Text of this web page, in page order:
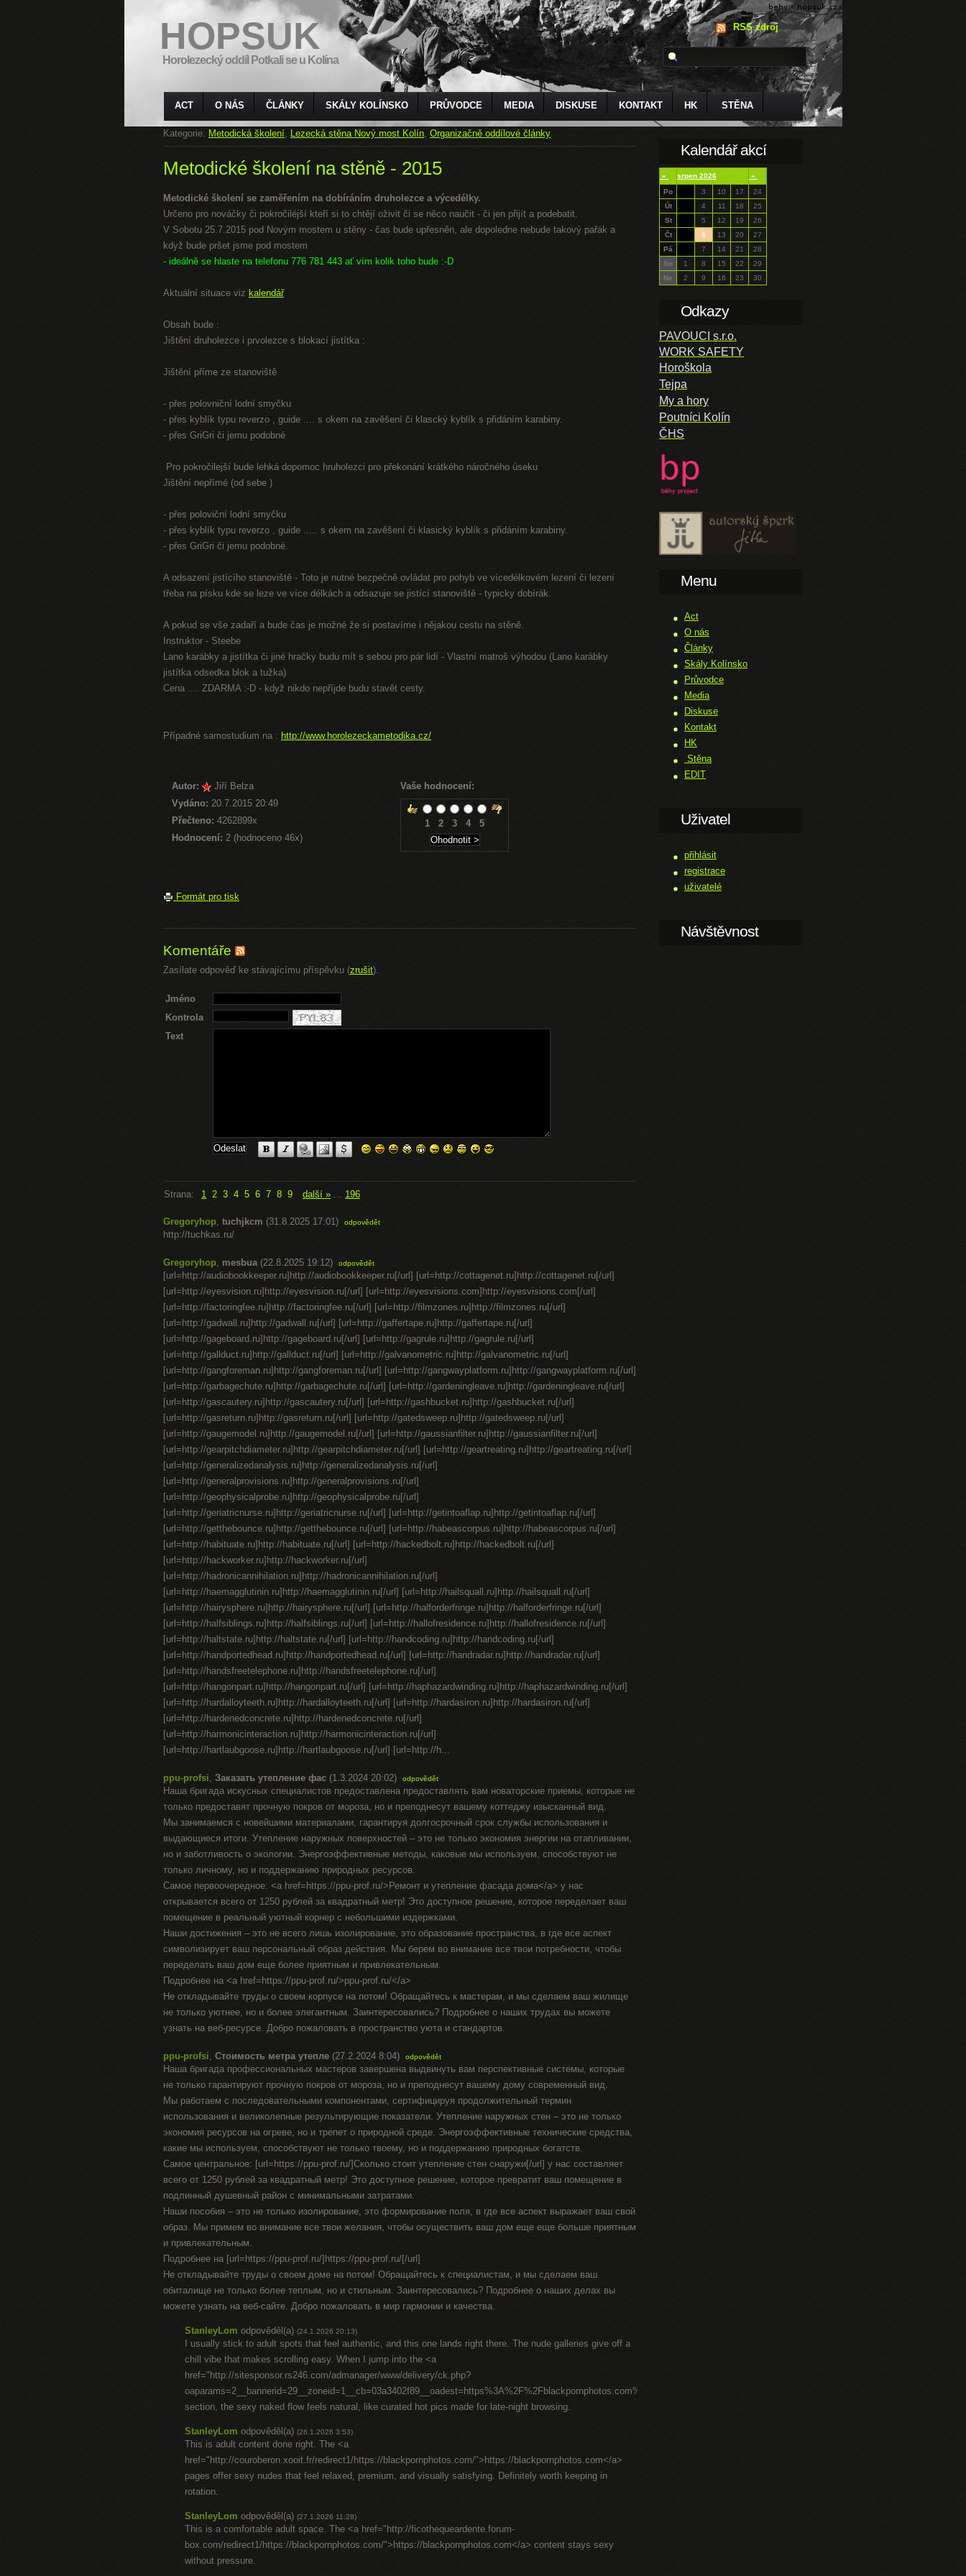
HOPSUK
Horolezecký oddíl Potkali se u Kolína
RSS zdroj
ACT O NÁS ČLÁNKY SKÁLY KOLÍNSKO PRŮVODCE MEDIA DISKUSE KONTAKT HK STĚNA
Kategorie: Metodická školení, Lezecká stěna Nový most Kolín,Organizačně oddílové články
Metodické školení na stěně - 2015
Metodické školení se zaměřením na dobíráním druholezce a výcedélky.
Určeno pro nováčky či pokročiléjší kteří si to chtějí oživit či se něco naučit - či jen přijít a podebatit.
V Sobotu 25.7.2015 pod Novým mostem u stěny - čas bude upřesněn, ale dopoledne nebude takový pařák a
když bude pršet jsme pod mostem
- ideálně se hlaste na telefonu 776 781 443 ať vím kolik toho bude :-D
Aktuální situace viz kalendář
Obsah bude :
Jištění druholezce i prvolezce s blokací jistítka :
Jištění příme ze stanoviště
- přes polovniční lodní smyčku
- přes kyblík typu reverzo , guide .... s okem na zavěšení či klascký kyblík s přidáním karabiny.
- přes GriGri či jemu podobné
Pro pokročilejší bude lehká dopomoc hruholezci pro překonání krátkého náročného úseku
Jištění nepřímé (od sebe )
- přes poloviční lodní smyčku
- přes kyblík typu reverzo , guide ..... s okem na zavěšení či klasický kyblík s přidáním karabiny.
- přes GriGri či jemu podobné.
A odsazení jistícího stanoviště - Toto je nutné bezpečně ovládat pro pohyb ve vícedélkovém lezení či lezení
třeba na písku kde se leze ve více délkách a odsazuje se jistící stanoviště - typicky dobírák.
A pokud se vše zadaří a bude čas je možné že si postavíme i nějakou cestu na stěně.
Instruktor - Steebe
Lano karábky a jistítka či jiné hračky budu mít s sebou pro pár lidí - Vlastní matroš výhodou (Lano karábky
jistítka odsedka blok a tužka)
Cena .... ZDARMA :-D - když nikdo nepříjde budu stavět cesty.
Případné samostudium na : http://www.horolezeckametodika.cz/
Autor:
Jiří Belza
Vydáno: 20.7.2015 20:49
Přečteno: 4262899x
Hodnocení: 2 (hodnoceno 46x)
Vaše hodnocení:
1 2 3 4 5
Formát pro tisk
Komentáře
Zasílate odpověď ke stávajícímu příspěvku (zrušit).
Jméno
Kontrola
Text
Strana: 1 2 3 4 5 6 7 8 9 další » ... 196
Gregoryhop, tuchjkcm (31.8.2025 17:01) odpovědět
http://tuchkas.ru/
Gregoryhop, mesbua (22.8.2025 19:12) odpovědět
[url=http://audiobookkeeper.ru]http://audiobookkeeper.ru[/url] [url=http://cottagenet.ru]http://cottagenet.ru[/url]
[url=http://eyesvision.ru]http://eyesvision.ru[/url] [url=http://eyesvisions.com]http://eyesvisions.com[/url]
[url=http://factoringfee.ru]http://factoringfee.ru[/url] [url=http://filmzones.ru]http://filmzones.ru[/url]
[url=http://gadwall.ru]http://gadwall.ru[/url] [url=http://gaffertape.ru]http://gaffertape.ru[/url]
[url=http://gageboard.ru]http://gageboard.ru[/url] [url=http://gagrule.ru]http://gagrule.ru[/url]
[url=http://gallduct.ru]http://gallduct.ru[/url] [url=http://galvanometric.ru]http://galvanometric.ru[/url]
[url=http://gangforeman.ru]http://gangforeman.ru[/url] [url=http://gangwayplatform.ru]http://gangwayplatform.ru[/url]
[url=http://garbagechute.ru]http://garbagechute.ru[/url] [url=http://gardeningleave.ru]http://gardeningleave.ru[/url]
[url=http://gascautery.ru]http://gascautery.ru[/url] [url=http://gashbucket.ru]http://gashbucket.ru[/url]
[url=http://gasreturn.ru]http://gasreturn.ru[/url] [url=http://gatedsweep.ru]http://gatedsweep.ru[/url]
[url=http://gaugemodel.ru]http://gaugemodel.ru[/url] [url=http://gaussianfilter.ru]http://gaussianfilter.ru[/url]
[url=http://gearpitchdiameter.ru]http://gearpitchdiameter.ru[/url] [url=http://geartreating.ru]http://geartreating.ru[/url]
[url=http://generalizedanalysis.ru]http://generalizedanalysis.ru[/url]
[url=http://generalprovisions.ru]http://generalprovisions.ru[/url]
[url=http://geophysicalprobe.ru]http://geophysicalprobe.ru[/url]
[url=http://geriatricnurse.ru]http://geriatricnurse.ru[/url] [url=http://getintoaflap.ru]http://getintoaflap.ru[/url]
[url=http://getthebounce.ru]http://getthebounce.ru[/url] [url=http://habeascorpus.ru]http://habeascorpus.ru[/url]
[url=http://habituate.ru]http://habituate.ru[/url] [url=http://hackedbolt.ru]http://hackedbolt.ru[/url]
[url=http://hackworker.ru]http://hackworker.ru[/url]
[url=http://hadronicannihilation.ru]http://hadronicannihilation.ru[/url]
[url=http://haemagglutinin.ru]http://haemagglutinin.ru[/url] [url=http://hailsquall.ru]http://hailsquall.ru[/url]
[url=http://hairysphere.ru]http://hairysphere.ru[/url] [url=http://halforderfringe.ru]http://halforderfringe.ru[/url]
[url=http://halfsiblings.ru]http://halfsiblings.ru[/url] [url=http://hallofresidence.ru]http://hallofresidence.ru[/url]
[url=http://haltstate.ru]http://haltstate.ru[/url] [url=http://handcoding.ru]http://handcoding.ru[/url]
[url=http://handportedhead.ru]http://handportedhead.ru[/url] [url=http://handradar.ru]http://handradar.ru[/url]
[url=http://handsfreetelephone.ru]http://handsfreetelephone.ru[/url]
[url=http://hangonpart.ru]http://hangonpart.ru[/url] [url=http://haphazardwinding.ru]http://haphazardwinding.ru[/url]
[url=http://hardalloyteeth.ru]http://hardalloyteeth.ru[/url] [url=http://hardasiron.ru]http://hardasiron.ru[/url]
[url=http://hardenedconcrete.ru]http://hardenedconcrete.ru[/url]
[url=http://harmonicinteraction.ru]http://harmonicinteraction.ru[/url]
[url=http://hartlaubgoose.ru]http://hartlaubgoose.ru[/url] [url=http://h...
ppu-profsi, Заказать утепление фас (1.3.2024 20:02) odpovědět
Наша бригада искусных специалистов предоставлена предоставлять вам новаторские приемы, которые не
только предоставят прочную покров от мороза, но и преподнесут вашему коттеджу изысканный вид.
Мы занимаемся с новейшими материалами, гарантируя долгосрочный срок службы использования и
выдающиеся итоги. Утепление наружных поверхностей – это не только экономия энергии на отапливании,
но и заботливость о экологии. Энергоэффективные методы, каковые мы используем, способствуют не
только личному, но и поддержанию природных ресурсов.
Самое первоочередное: <a href=https://ppu-prof.ru/>Ремонт и утепление фасада дома</a> у нас
открывается всего от 1250 рублей за квадратный метр! Это доступное решение, которое переделает ваш
помещение в реальный уютный корнер с небольшими издержками.
Наши достижения – это не всего лишь изолирование, это образование пространства, в где все аспект
символизирует ваш персональный образ действия. Мы берем во внимание все твои потребности, чтобы
переделать ваш дом еще более приятным и привлекательным.
Подробнее на <a href=https://ppu-prof.ru/>ppu-prof.ru/</a>
Не откладывайте труды о своем корпусе на потом! Обращайтесь к мастерам, и мы сделаем ваш жилище
не только уютнее, но и более элегантным. Заинтересовались? Подробнее о наших трудах вы можете
узнать на веб-ресурсе. Добро пожаловать в пространство уюта и стандартов.
ppu-profsi, Стоимость метра утепле (27.2.2024 8:04) odpovědět
Наша бригада профессиональных мастеров завершена выдвинуть вам перспективные системы, которые
не только гарантируют прочную покров от мороза, но и преподнесут вашему дому современный вид.
Мы работаем с последовательными компонентами, сертифицируя продолжительный термин
использования и великолепные результирующие показатели. Утепление наружных стен – это не только
экономия ресурсов на огреве, но и трепет о природной среде. Энергоэффективные технические средства,
какие мы используем, способствуют не только твоему, но и поддержанию природных богатств.
Самое центральное: [url=https://ppu-prof.ru/]Сколько стоит утепление стен снаружи[/url] у нас составляет
всего от 1250 рублей за квадратный метр! Это доступное решение, которое превратит ваш помещение в
подлинный душевный район с минимальными затратами.
Наши пособия – это не только изолирование, это формирование поля, в где все аспект выражает ваш свой
образ. Мы примем во внимание все твои желания, чтобы осуществить ваш дом еще еще больше приятным
и привлекательным.
Подробнее на [url=https://ppu-prof.ru/]https://ppu-prof.ru/[/url]
Не откладывайте труды о своем доме на потом! Обращайтесь к специалистам, и мы сделаем ваш
обиталище не только более теплым, но и стильным. Заинтересовались? Подробнее о наших делах вы
можете узнать на веб-сайте. Добро пожаловать в мир гармонии и качества.
StanleyLom odpověděl(a) (24.1.2026 20:13)
I usually stick to adult spots that feel authentic, and this one lands right there. The nude galleries give off a
chill vibe that makes scrolling easy. When I jump into the <a
href="http://sitesponsor.rs246.com/admanager/www/delivery/ck.php?
oaparams=2__bannerid=29__zoneid=1__cb=03a3402f89__oadest=https%3A%2F%2Fblackpornphotos.com%2F">BLACKPORNPHOTOS.COM</a>
section, the sexy naked flow feels natural, like curated hot pics made for late-night browsing.
StanleyLom odpověděl(a) (26.1.2026 3:53)
This is adult content done right. The <a
href="http://couroberon.xooit.fr/redirect1/https://blackpornphotos.com/">https://blackpornphotos.com</a>
pages offer sexy nudes that feel relaxed, premium, and visually satisfying. Definitely worth keeping in
rotation.
StanleyLom odpověděl(a) (27.1.2026 11:28)
This is a comfortable adult space. The <a href="http://ficothequeardente.forum-
box.com/redirect1/https://blackpornphotos.com/">https://blackpornphotos.com</a> content stays sexy
without pressure.
Kalendář akcí
« srpen 2026
»
Po
3 10 17
24
Út
4 11 18
25
St
5 12 19
26
Čt
6 13 20
27
Pá
7 14 21
28
So
1 8 15 22
29
Ne
2 9 16 23 30
Odkazy
PAVOUCI s.r.o.
WORK SAFETY
Horoškola
Tejpa
My a hory
Poutníci Kolín
ČHS
Menu
Act
O nás
Články
Skály Kolínsko
Průvodce
Media
Diskuse
Kontakt
HK
Stěna
EDIT
Uživatel
přihlásit
registrace
uživatelé
Návštěvnost